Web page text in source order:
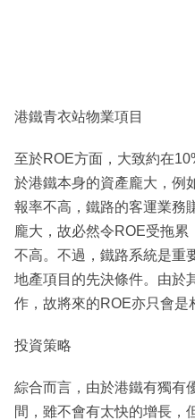
港鐵青衣站物業項目
至於ROE方面，大致約在
於港鐵本身的資產龐大，例
報率不高，鐵路的客運業務
龐大，故必然令ROE受拖
不高。不過，鐵路系統是重
地產項目的先決條件。由於
作，故將來的ROE亦只會是
投資策略
綜合而言，由於港鐵有獨有
間，雖不會有太快的增長，